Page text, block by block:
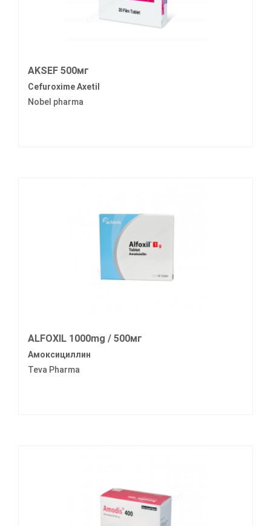
AKSEF 500мг
Cefuroxime Axetil
Nobel pharma
ALFOXIL 1000mg / 500мг
Амоксициллин
Teva Pharma